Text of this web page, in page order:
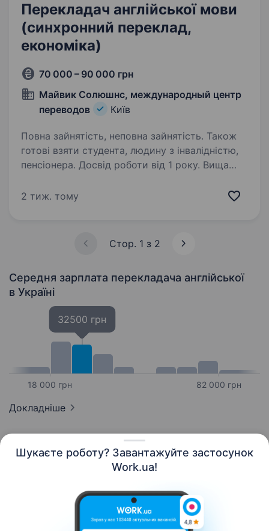
Шукаєте роботу? Завантажуйте застосунок
Work.ua!
Перекладач англійської мови
(синхронний переклад,
економіка)
70 000 – 90 000 грн
Майвик Солюшнс, международный центр
переводов
Київ
Повна зайнятість, неповна зайнятість. Також
готові взяти студента, людину з інвалідністю,
пенсіонера. Досвід роботи від 1 року. Вища
англійської мови (економіка, синхронний)
з досвідом усного синхронного перекладу.
2 тиж. тому
Стор. 1 з 2
Середня зарплата перекладача англійської
в Україні
18 000 грн
32500 грн
82 000 грн
Докладніше